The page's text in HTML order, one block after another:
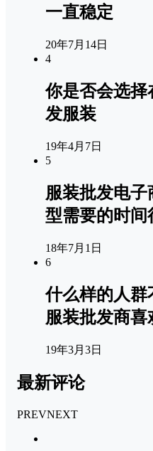
一直稳定
20年7月14日
4
你是否会选择
发服装
19年4月7日
5
服装批发电子
型需要的时间
18年7月1日
6
什么样的人群
服装批发商喜
19年3月3日
最新评论
PREVNEXT